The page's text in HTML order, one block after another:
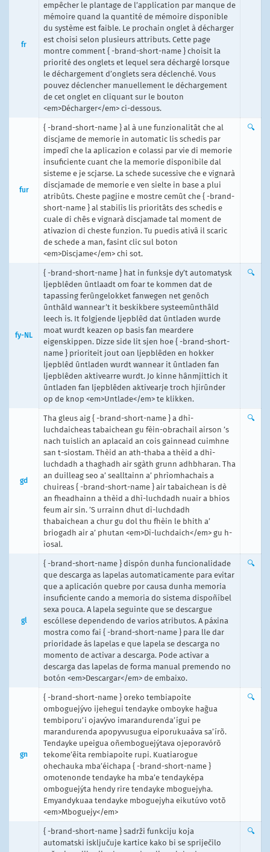
fr
empêcher le plantage de l’application par manque de
mémoire quand la quantité de mémoire disponible
du système est faible. Le prochain onglet à décharger
est choisi selon plusieurs attributs. Cette page
montre comment { -brand-short-name } choisit la
priorité des onglets et lequel sera déchargé lorsque
le déchargement d’onglets sera déclenché. Vous
pouvez déclencher manuellement le déchargement
de cet onglet en cliquant sur le bouton
<em>Décharger</em> ci-dessous.
fur
{ -brand-short-name } al à une funzionalitât che al
discjame de memorie in automatic lis schedis par
impedî che la aplicazion e colassi par vie di memorie
insuficiente cuant che la memorie disponibile dal
sisteme e je scjarse. La schede sucessive che e vignarà
discjamade de memorie e ven sielte in base a plui
atribûts. Cheste pagjine e mostre cemût che { -brand-
short-name } al stabilìs lis prioritâts des schedis e
cuale di chês e vignarà discjamade tal moment de
ativazion di cheste funzion. Tu puedis ativâ il scaric
de schede a man, fasint clic sul boton
<em>Discjame</em> chi sot.
🔍
fy-NL
{ -brand-short-name } hat in funksje dy’t automatysk
ljepblêden ûntlaadt om foar te kommen dat de
tapassing ferûngelokket fanwegen net genôch
ûnthâld wannear’t it beskikbere systeemûnthâld
leech is. It folgjende ljepblêd dat ûntladen wurde
moat wurdt keazen op basis fan meardere
eigenskippen. Dizze side lit sjen hoe { -brand-short-
name } prioriteit jout oan ljepblêden en hokker
ljepblêd ûntladen wurdt wannear it ûntladen fan
ljepblêden aktivearre wurdt. Jo kinne hânmjittich it
ûntladen fan ljepblêden aktivearje troch hjirûnder
op de knop <em>Untlade</em> te klikken.
🔍
gd
Tha gleus aig { -brand-short-name } a dhì-
luchdaicheas tabaichean gu fèin-obrachail airson ’s
nach tuislich an aplacaid an cois gainnead cuimhne
san t-siostam. Thèid an ath-thaba a thèid a dhì-
luchdadh a thaghadh air sgàth grunn adhbharan. Tha
an duilleag seo a’ sealltainn a’ phrìomhachais a
chuireas { -brand-short-name } air tabaichean is dè
an fheadhainn a thèid a dhì-luchdadh nuair a bhios
feum air sin. ’S urrainn dhut dì-luchdadh
thabaichean a chur gu dol thu fhèin le bhith a’
briogadh air a’ phutan <em>Dì-luchdaich</em> gu h-
ìosal.
🔍
gl
{ -brand-short-name } dispón dunha funcionalidade
que descarga as lapelas automaticamente para evitar
que a aplicación quebre por causa dunha memoria
insuficiente cando a memoria do sistema dispoñíbel
sexa pouca. A lapela seguinte que se descargue
escóllese dependendo de varios atributos. A páxina
mostra como fai { -brand-short-name } para lle dar
prioridade ás lapelas e que lapela se descarga no
momento de activar a descarga. Pode activar a
descarga das lapelas de forma manual premendo no
botón <em>Descargar</em> de embaixo.
🔍
gn
{ -brand-short-name } oreko tembiapoite
omboguejývo ijehegui tendayke omboyke hag̃ua
tembiporu’i ojavývo imarandurenda’ígui pe
marandurenda apopyvusugua eiporukuaáva sa’írõ.
Tendayke upeigua oñemboguejýtava ojeporavórõ
tekome’ẽita rembiapoite rupi. Kuatiarogue
ohechauka mba’éichapa { -brand-short-name }
omotenonde tendayke ha mba’e tendayképa
omboguejýta hendy rire tendayke mboguejyha.
Emyandykuaa tendayke mboguejyha eikutúvo votõ
<em>Mboguejy</em>
🔍
{ -brand-short-name } sadrži funkciju koja
automatski isključuje kartice kako bi se spriječilo
🔍